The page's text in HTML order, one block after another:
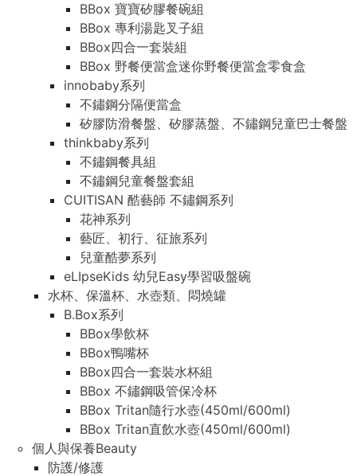
BBox 寶寶矽膠餐碗組
BBox 專利湯匙叉子組
BBox四合一套裝組
BBox 野餐便當盒迷你野餐便當盒零食盒
innobaby系列
不鏽鋼分隔便當盒
矽膠防滑餐盤、矽膠蒸盤、不鏽鋼兒童巴士餐盤
thinkbaby系列
不鏽鋼餐具組
不鏽鋼兒童餐盤套組
CUITISAN 酷藝師 不鏽鋼系列
花神系列
藝匠、初行、征旅系列
兒童酷夢系列
eLIpseKids 幼兒Easy學習吸盤碗
水杯、保溫杯、水壺類、悶燒罐
B.Box系列
BBox學飲杯
BBox鴨嘴杯
BBox四合一套裝水杯組
BBox 不鏽鋼吸管保冷杯
BBox Tritan隨行水壺(450ml/600ml)
BBox Tritan直飲水壺(450ml/600ml)
個人與保養Beauty
防護/修護